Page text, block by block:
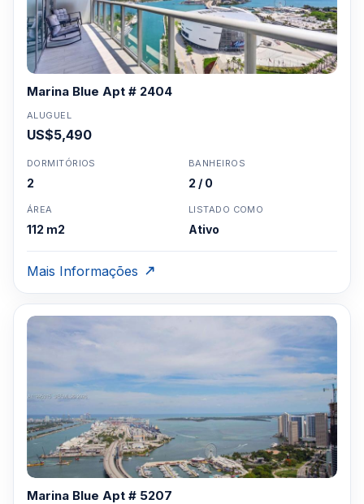
Marina Blue Apt # 2404
ALUGUEL
US$5,490
DORMITÓRIOS
2
BANHEIROS
2 / 0
ÁREA
112 m2
LISTADO COMO
Ativo
Mais Informações
Marina Blue Apt # 5207